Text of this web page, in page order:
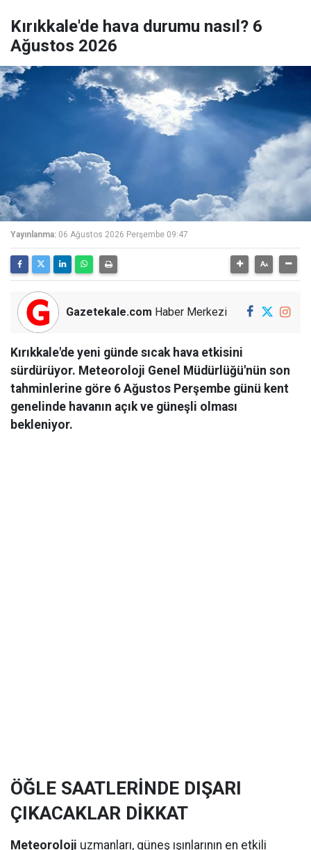
Kırıkkale'de hava durumu nasıl? 6
Ağustos 2026
Yayınlanma: 06 Ağustos 2026 Perşembe 09:47
Gazetekale.com Haber Merkezi
Kırıkkale'de yeni günde sıcak hava etkisini
sürdürüyor. Meteoroloji Genel Müdürlüğü'nün son
tahminlerine göre 6 Ağustos Perşembe günü kent
genelinde havanın açık ve güneşli olması
bekleniyor.
ÖĞLE SAATLERİNDE DIŞARI
ÇIKACAKLAR DİKKAT
Meteoroloji uzmanları, güneş ışınlarının en etkili